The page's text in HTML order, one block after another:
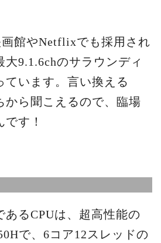
館やNetflixでも採用され
9.1.6chのサラウンディ
ています。言い換える
から聞こえるので、臨場
す！
あるCPUは、超高性能の
で、6コア12スレッドの